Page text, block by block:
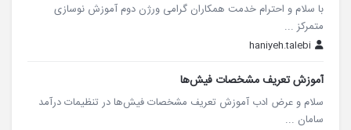
با سلام و احترام خدمت همکاران گرامی ورژن دوم آموزش نوسازی
متمرکز ...
haniyeh.talebi
آموزش تعریف مشخصات فیش‌ها
سلام و عرض ادب آموزش تعریف مشخصات فیش‌ها در تنظیمات درآمد
سامان ...